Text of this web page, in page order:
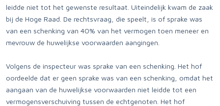
leidde niet tot het gewenste resultaat. Uiteindelijk kwam de zaak
bij de Hoge Raad. De rechtsvraag, die speelt, is of sprake was
van een schenking van 40% van het vermogen toen meneer en
mevrouw de huwelijkse voorwaarden aangingen.
Volgens de inspecteur was sprake van een schenking. Het hof
oordeelde dat er geen sprake was van een schenking, omdat het
aangaan van de huwelijkse voorwaarden niet leidde tot een
vermogensverschuiving tussen de echtgenoten. Het hof